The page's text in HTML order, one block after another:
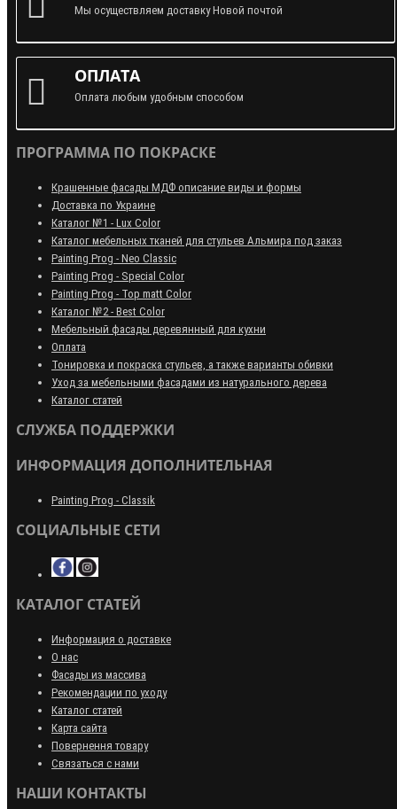
Мы осуществляем доставку Новой почтой
ОПЛАТА
Оплата любым удобным способом
ПРОГРАММА ПО ПОКРАСКЕ
Крашенные фасады МДФ описание виды и формы
Доставка по Украине
Каталог №1 - Lux Color
Каталог мебельных тканей для стульев Альмира под заказ
Painting Prog - Neo Classiс
Painting Prog - Special Color
Painting Prog - Top matt Color
Каталог №2 - Best Color
Мебельный фасады деревянный для кухни
Оплата
Тонировка и покраска стульев, а также варианты обивки
Уход за мебельными фасадами из натурального дерева
Каталог статей
СЛУЖБА ПОДДЕРЖКИ
ИНФОРМАЦИЯ ДОПОЛНИТЕЛЬНАЯ
Painting Prog - Classik
СОЦИАЛЬНЫЕ СЕТИ
КАТАЛОГ СТАТЕЙ
Информация о доставке
О нас
Фасады из массива
Рекомендации по уходу
Каталог статей
Карта сайта
Повернення товару
Связаться с нами
НАШИ КОНТАКТЫ